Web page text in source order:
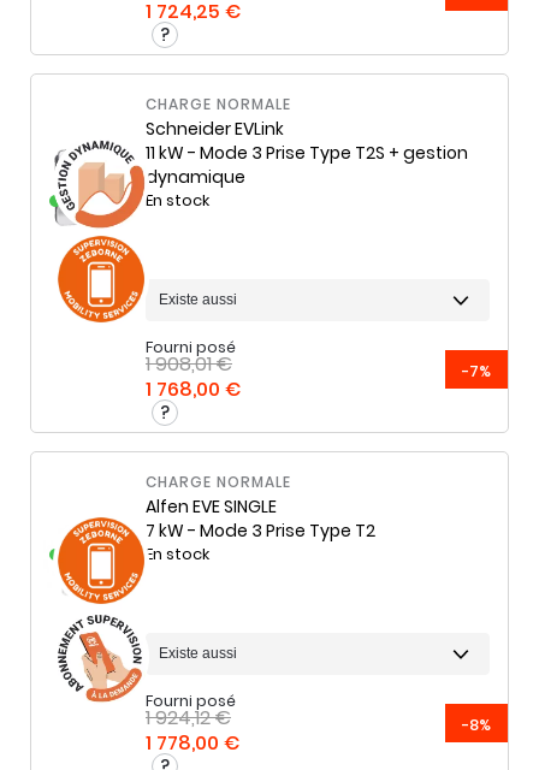
1 724,25 €
CHARGE NORMALE
SchneiderEVLink
11 kW - Mode 3 Prise Type T2S + gestion
dynamique
En stock
Fourni posé
1 908,01 €
1 768,00 €
-7%
CHARGE NORMALE
Alfen EVE SINGLE
7 kW - Mode 3 Prise Type T2
En stock
Fourni posé
1 924,12 €
1 778,00 €
-8%